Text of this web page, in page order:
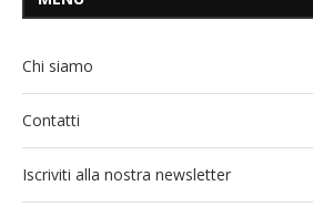
Chi siamo
Contatti
Iscriviti alla nostra newsletter